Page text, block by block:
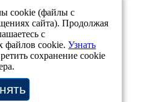
пер., дом 38.
cookie (файлы с
сайта). Продолжая
с
файлов cookie.Узнать
сохранение cookie
46-72
Карта объектов